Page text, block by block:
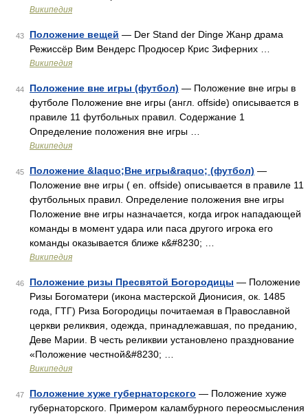
Википедия
43 Положение вещей — Der Stand der Dinge Жанр драма
Режиссёр Вим Вендерс Продюсер Крис Зиферних …
Википедия
44 Положение вне игры (футбол) — Положение вне игры в
футболе Положение вне игры (англ. offside) описывается в
правиле 11 футбольных правил. Содержание 1
Определение положения вне игры …
Википедия
45 Положение &laquo;Вне игры&raquo; (футбол) —
Положение вне игры ( en. offside) описывается в правиле 11
футбольных правил. Определение положения вне игры
Положение вне игры назначается, когда игрок нападающей
команды в момент удара или паса другого игрока его
команды оказывается ближе к&#8230; …
Википедия
46 Положение ризы Пресвятой Богородицы — Положение
Ризы Богоматери (икона мастерской Дионисия, ок. 1485
года, ГТГ) Риза Богородицы почитаемая в Православной
церкви реликвия, одежда, принадлежавшая, по преданию,
Деве Марии. В честь реликвии установлено празднование
«Положение честной&#8230; …
Википедия
47 Положение хуже губернаторского — Положение хуже
губернаторского. Примером каламбурного переосмысления